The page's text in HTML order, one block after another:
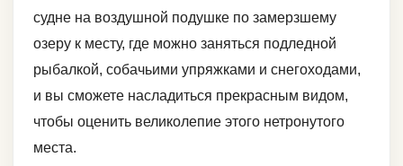
судне на воздушной подушке по замерзшему
озеру к месту, где можно заняться подледной
рыбалкой, собачьими упряжками и снегоходами,
и вы сможете насладиться прекрасным видом,
чтобы оценить великолепие этого нетронутого
места.